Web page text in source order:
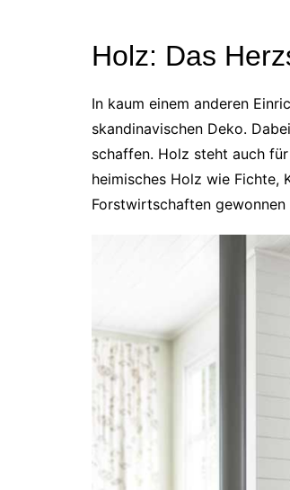
Holz: Das
In kaum einem anderen
skandinavischen Deko.
schaffen. Holz steht auch
heimisches Holz wie Fichte,
Forstwirtschaften gewonnen